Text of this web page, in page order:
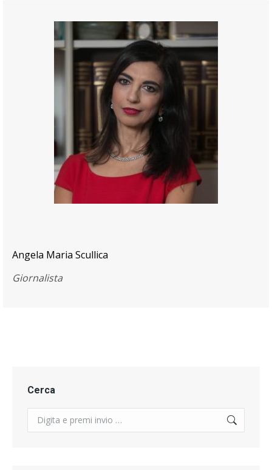
Angela Maria Scullica
Giornalista
Cerca
Search: